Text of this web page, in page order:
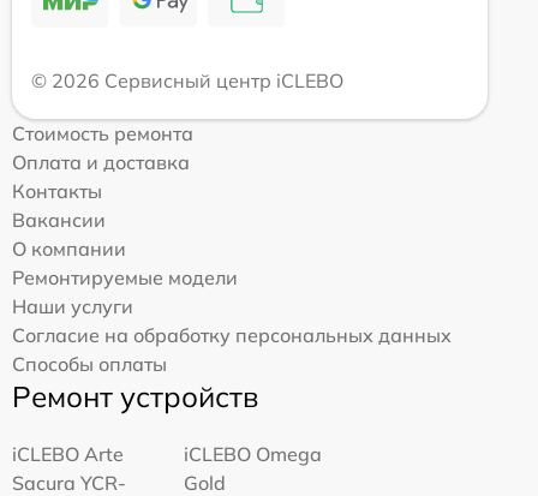
© 2026 Сервисный центр iCLEBO
Стоимость ремонта
Оплата и доставка
Контакты
Вакансии
О компании
Ремонтируемые модели
Наши услуги
Согласие на обработку персональных данных
Способы оплаты
Ремонт устройств
iCLEBO Arte
Sacura YCR-
iCLEBO Omega
Gold